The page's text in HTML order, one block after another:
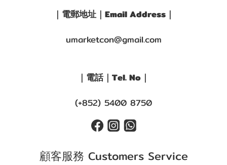
｜電郵地址｜Email Address｜
umarketcon@gmail.com
｜電話｜Tel. No｜
(+852) 5400 8750
顧客服務 Customers Service